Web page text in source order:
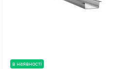
в наявності